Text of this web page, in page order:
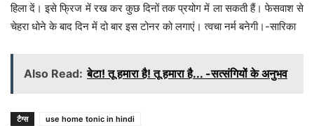
हिला दें। इसे फ्रिज में रख कर कुछ दिनों तक प्रयोग में ला सकती हैं। फेसवाश से
चेहरा धोने के बाद दिन में दो बार इस टोनर को लगाएं। त्वचा नर्म बनेगी।-सारिका
Also Read: बेटा! तू हमारा है! तू हमारा है... -सत्संगियों के अनुभव
टैग्स use home tonic in hindi